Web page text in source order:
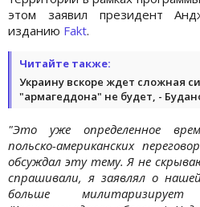
этом заявил президент
изданию Fakt.
Читайте также:
Украину вскоре ждет сложная
"армагеддона" не будет, -
"Это уже определенное
польско-американских
обсуждал эту тему. Я не
спрашивали, я заявлял о
больше